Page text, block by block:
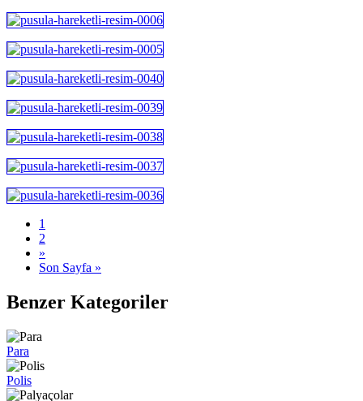
1
2
»
Son Sayfa »
Benzer Kategoriler
Para
Polis